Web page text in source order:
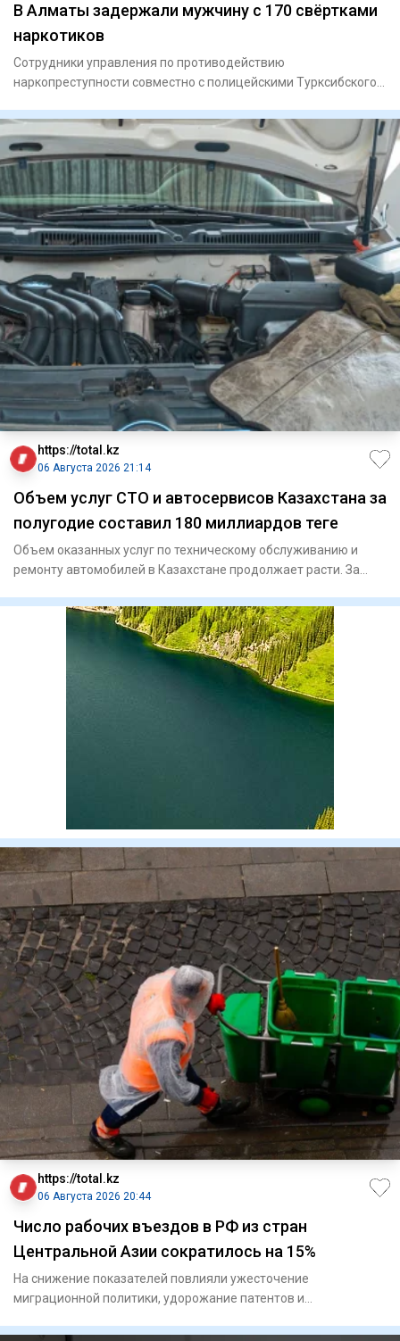
В Алматы задержали мужчину с 170 свёртками
наркотиков
Сотрудники управления по противодействию
наркопреступности совместно с полицейскими Турксибского
https://total.kz
06 Августа 2026 21:14
Объем услуг СТО и автосервисов Казахстана за
полугодие составил 180 миллиардов теңге
Объем оказанных услуг по техническому обслуживанию и
ремонту автомобилей в Казахстане продолжает расти. За
https://total.kz
06 Августа 2026 20:44
Число рабочих въездов в РФ из стран
Центральной Азии сократилось на 15%
На снижение показателей повлияли ужесточение
миграционной политики, удорожание патентов и